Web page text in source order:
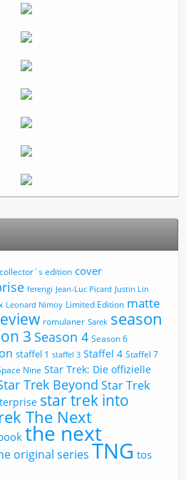
collector´s edition cover
ferengi Jean-Luc Picard Justin Lin
Leonard Nimoy Limited Edition matte
romulaner Sarek season
3 Season 4 Season 6
staffel 1 staffel 3 Staffel 4 Staffel 7
Nine Star Trek: Die offizielle
Trek Beyond Star Trek
star trek into
The Next
the next
original series TNG tos